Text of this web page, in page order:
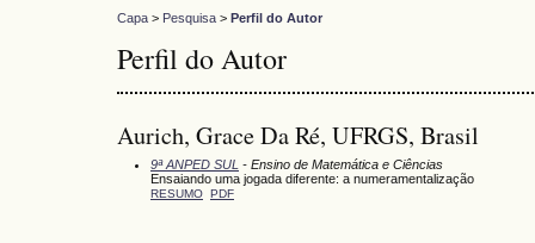
Capa > Pesquisa > Perfil do Autor
Perfil do Autor
Aurich, Grace Da Ré, UFRGS, Brasil
9ª ANPED SUL - Ensino de Matemática e Ciências
Ensaiando uma jogada diferente: a numeramentalização
RESUMO PDF